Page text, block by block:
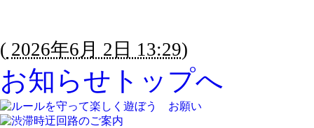
( 2026年6月 2日 13:29)
お知らせトップへ